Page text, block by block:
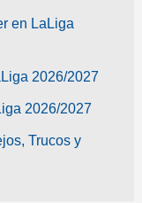
en LaLiga
2026/2027
2026/2027
Trucos y